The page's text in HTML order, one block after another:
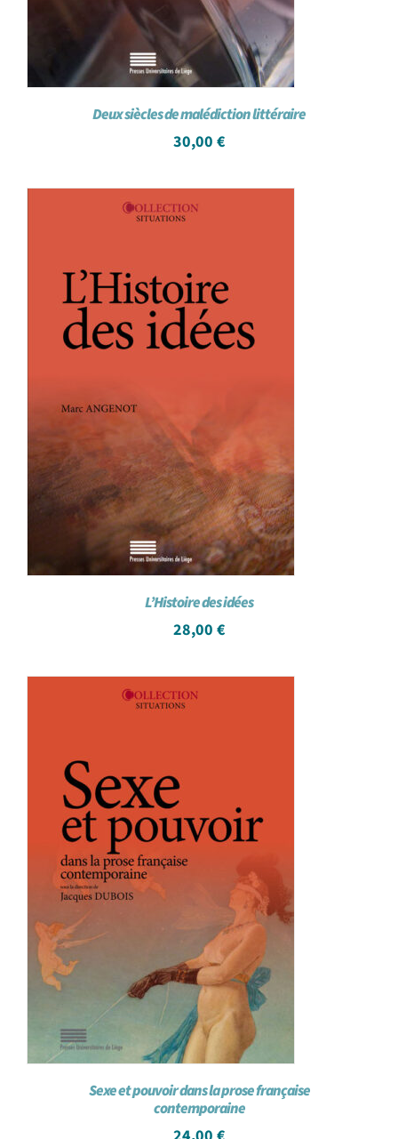
Deux siècles de malédiction littéraire
30,00 €
L’Histoire des idées
28,00 €
Sexe et pouvoir dans la prose française
contemporaine